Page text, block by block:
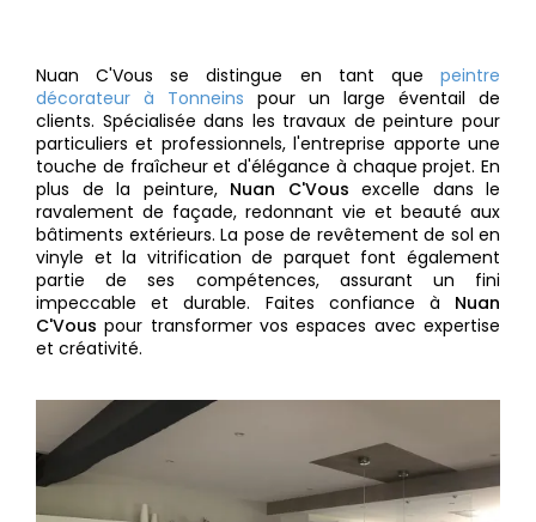
Nuan C'Vous se distingue en tant que peintre
décorateur à Tonneins pour un large éventail de
clients. Spécialisée dans les travaux de peinture pour
particuliers et professionnels, l'entreprise apporte une
touche de fraîcheur et d'élégance à chaque projet. En
plus de la peinture, Nuan C'Vous excelle dans le
ravalement de façade, redonnant vie et beauté aux
bâtiments extérieurs. La pose de revêtement de sol en
vinyle et la vitrification de parquet font également
partie de ses compétences, assurant un fini
impeccable et durable. Faites confiance à Nuan
C'Vous pour transformer vos espaces avec expertise
et créativité.